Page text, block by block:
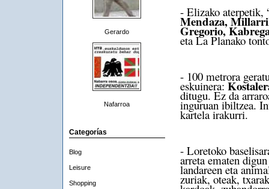
Gerardo
Nafarroa
Categorías
Blog
Leisure
Shopping
- Elizako aterpetik,
Mendaza,
Gregorio,
eta La Planako
- 100 metrora
eskuinera:
ditugu. Ez da
inguruan ibiltzea.
kartela irakurri.
- Loretoko
arreta ematen
landareen eta
zuriak, oteak,